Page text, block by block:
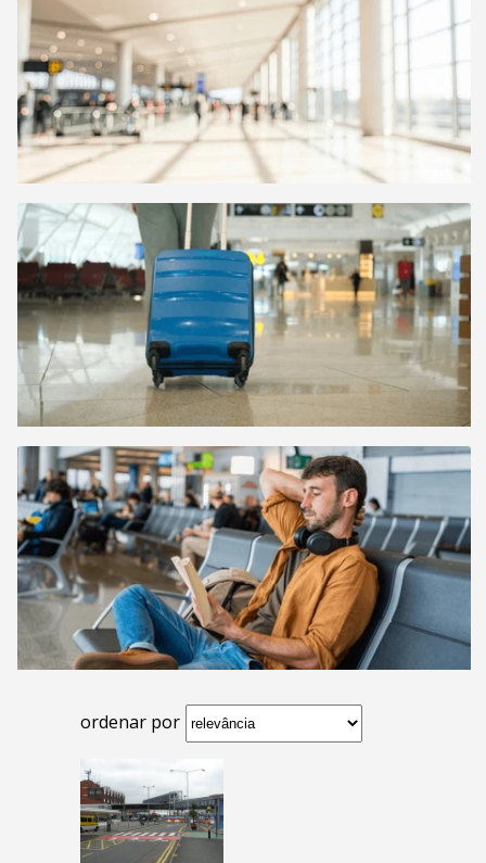
ordenar por